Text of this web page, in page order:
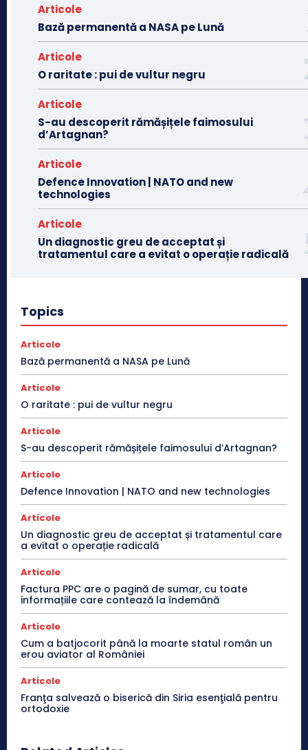
Articole
Bază permanentă a NASA pe Lună
Articole
O raritate : pui de vultur negru
Articole
S-au descoperit rămășițele faimosului
d’Artagnan?
Articole
Defence Innovation | NATO and new
technologies
Articole
Un diagnostic greu de acceptat și
tratamentul care a evitat o operație radicală
Topics
Articole
Bază permanentă a NASA pe Lună
Articole
O raritate : pui de vultur negru
Articole
S-au descoperit rămășițele faimosului d’Artagnan?
Articole
Defence Innovation | NATO and new technologies
Articole
Un diagnostic greu de acceptat și tratamentul care
a evitat o operație radicală
Articole
Factura PPC are o pagină de sumar, cu toate
informațiile care contează la îndemână
Articole
Cum a batjocorit până la moarte statul român un
erou aviator al României
Articole
Franţa salvează o biserică din Siria esenţială pentru
ortodoxie